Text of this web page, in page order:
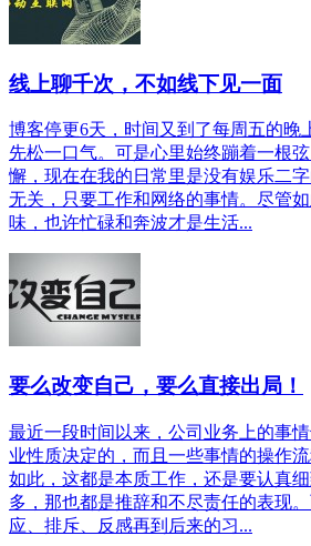
线上聊千次，不如线下见一面
博客停更6天，时间又到了每周五的晚
先松一口气。可是心里始终蹦着一根
懈，现在在我的日常里是没有娱乐二
无关，只要工作和网络的事情。尽管
味，也许忙碌和奔波才是生活...
要么改变自己，要么直接出局！
最近一段时间以来，公司业务上的事
业性质决定的，而且一些事情的操作
如此，这都是本质工作，还是要认真
多，那也都是推辞和不尽责任的表现
应、排斥、反感再到后来的习...